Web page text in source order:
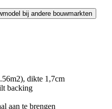
bij andere bouwmarkten
dikte 1,7cm
backing
aan te brengen